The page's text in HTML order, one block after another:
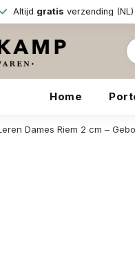
Altijd gratis verzending (NL)
Home
Dames Riem 2 cm –